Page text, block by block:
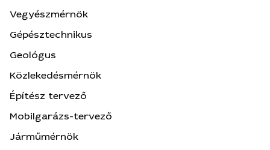
Vegyészmérnök
Gépésztechnikus
Geológus
Közlekedésmérnök
Építész tervező
Mobilgarázs-tervező
Járműmérnök